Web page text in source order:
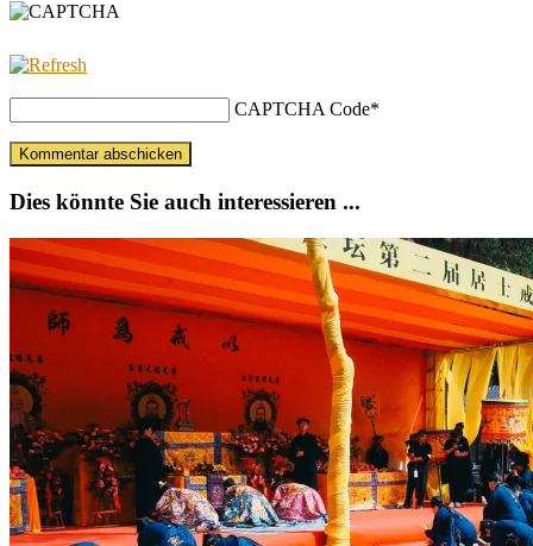
CAPTCHA Code*
Dies könnte Sie auch interessieren ...